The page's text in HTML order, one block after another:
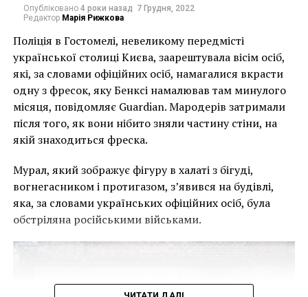
Timothy Hyunsoo Lee, который на сегодняшний день
Опубліковано 4 роки назад 7 Грудня, 2022
Редактор Марія Рижкова
Поліція в Гостомелі, невеликому передмісті
української столиці Києва, заарештувала вісім осіб,
які, за словами офіційних осіб, намагалися вкрасти
одну з фресок, яку Бенксі намалював там минулого
місяця, повідомляє Guardian. Мародерів затримали
після того, як вони нібито зняли частину стіни, на
якій знаходиться фреска.
Мурал, який зображує фігуру в халаті з бігуді,
вогнегасником і протигазом, з’явився на будівлі,
яка, за словами українських офіційних осіб, була
обстріляна російськими військами.